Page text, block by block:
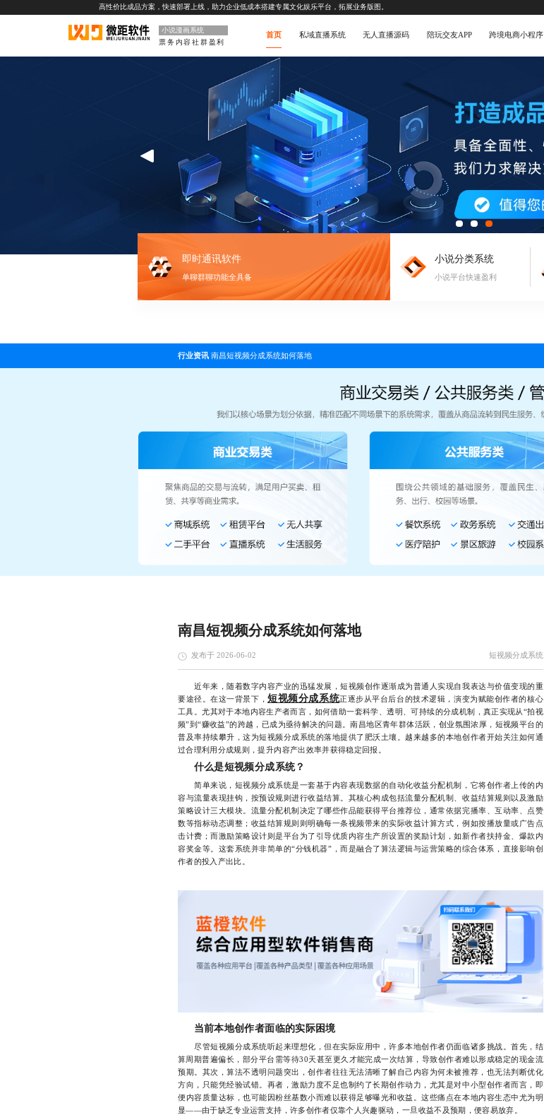
高性价比成品方案，快速部署上线，助力企业低成本搭建专属文化娱乐平台，拓展业务版图。
小说漫画系统
票务内容社群盈利
首页 私域直播系统 无人直播源码 陪玩交友APP 跨境电商小程序
即时通讯软件
单聊群聊功能全具备
小说分类系统
小说平台快速盈利
行业资讯 南昌短视频分成系统如何落地
南昌短视频分成系统如何落地
发布于 2026-06-02 短视频分成系统
近年来，随着数字内容产业的迅猛发展，短视频创作逐渐成为普通人实现自我表达与价值变现的重
要途径。在这一背景下，短视频分成系统正逐步从平台后台的技术逻辑，演变为赋能创作者的核心
工具。尤其对于本地内容生产者而言，如何借助一套科学、透明、可持续的分成机制，真正实现从“拍视
频”到“赚收益”的跨越，已成为亟待解决的问题。南昌地区青年群体活跃，创业氛围浓厚，短视频平台的
普及率持续攀升，这为短视频分成系统的落地提供了肥沃土壤。越来越多的本地创作者开始关注如何通
过合理利用分成规则，提升内容产出效率并获得稳定回报。
什么是短视频分成系统？
简单来说，短视频分成系统是一套基于内容表现数据的自动化收益分配机制，它将创作者上传的内
容与流量表现挂钩，按预设规则进行收益结算。其核心构成包括流量分配机制、收益结算规则以及激励
策略设计三大模块。流量分配机制决定了哪些作品能获得平台推荐位，通常依据完播率、互动率、点赞
数等指标动态调整；收益结算规则则明确每一条视频带来的实际收益计算方式，例如按播放量或广告点
击计费；而激励策略设计则是平台为了引导优质内容生产所设置的奖励计划，如新作者扶持金、爆款内
容奖金等。这套系统并非简单的“分钱机器”，而是融合了算法逻辑与运营策略的综合体系，直接影响创
作者的投入产出比。
当前本地创作者面临的实际困境
尽管短视频分成系统听起来理想化，但在实际应用中，许多本地创作者仍面临诸多挑战。首先，结
算周期普遍偏长，部分平台需等待30天甚至更久才能完成一次结算，导致创作者难以形成稳定的现金流
预期。其次，算法不透明问题突出，创作者往往无法清晰了解自己内容为何未被推荐，也无法判断优化
方向，只能凭经验试错。再者，激励力度不足也制约了长期创作动力，尤其是对中小型创作者而言，即
便内容质量达标，也可能因粉丝基数小而难以获得足够曝光和收益。这些痛点在本地内容生态中尤为明
显——由于缺乏专业运营支持，许多创作者仅靠个人兴趣驱动，一旦收益不及预期，便容易放弃。